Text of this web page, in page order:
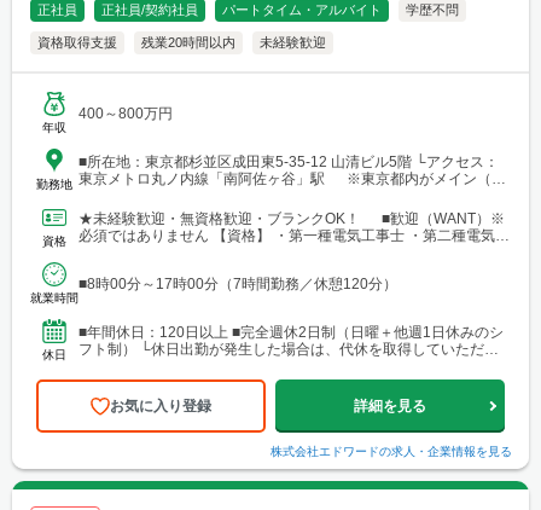
正社員 正社員/契約社員 パートタイム・アルバイト 学歴不問
資格取得支援 残業20時間以内 未経験歓迎
年収
400～800万円
勤務地
■所在地：東京都杉並区成田東5-35-12 山清ビル5階 └アクセス：
東京メトロ丸ノ内線「南阿佐ヶ谷」駅 ※東京都内がメイン（一
す。 ※弊社から指定する現場へ直行直帰になります。
資格
★未経験歓迎・無資格歓迎・ブランクOK！ ■歓迎（WANT）※
必須ではありません 【資格】 ・第一種電気工事士 ・第二種電気工
就業時間
■8時00分～17時00分（7時間勤務／休憩120分）
休日
■年間休日：120日以上 ■完全週休2日制（日曜＋他週1日休みのシ
フト制） └休日出勤が発生した場合は、代休を取得していただき
お気に入り登録 詳細を見る
株式会社エドワードの求人・企業情報を見る